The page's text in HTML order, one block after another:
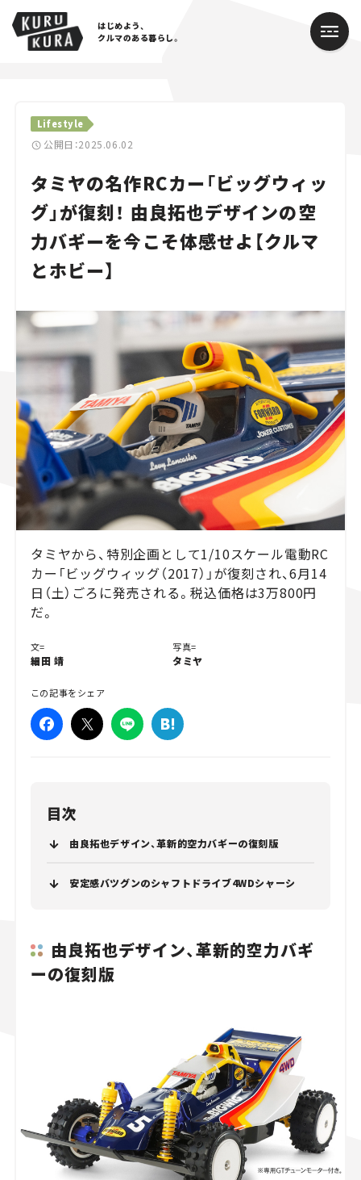
はじめよう、
クルマのある暮らし。
Lifestyle
公開日：2025.06.02
タミヤの名作RCカー「ビッグウィッ
グ」が復刻！ 由良拓也デザインの空
力バギーを今こそ体感せよ【クルマ
とホビー】
タミヤから、特別企画として1/10スケール電動RC
カー「ビッグウィッグ（2017）」が復刻され、6月14
日（土）ごろに発売される。税込価格は3万800円
だ。
文=
細田 靖
写真=
タミヤ
この記事をシェア
目次
由良拓也デザイン、革新的空力バギーの復刻版
安定感バツグンのシャフトドライブ4WDシャーシ
由良拓也デザイン、革新的空力バギ
ーの復刻版
Cars
Lifestyle
Traffic
Special
Campaign
人気のハッシュタグ
スズキ ジムニー｜Suzuki Jimny
スズキ｜Suzuki
マツダ｜Mazda
マツダ ロードスター｜Mazda Roadster